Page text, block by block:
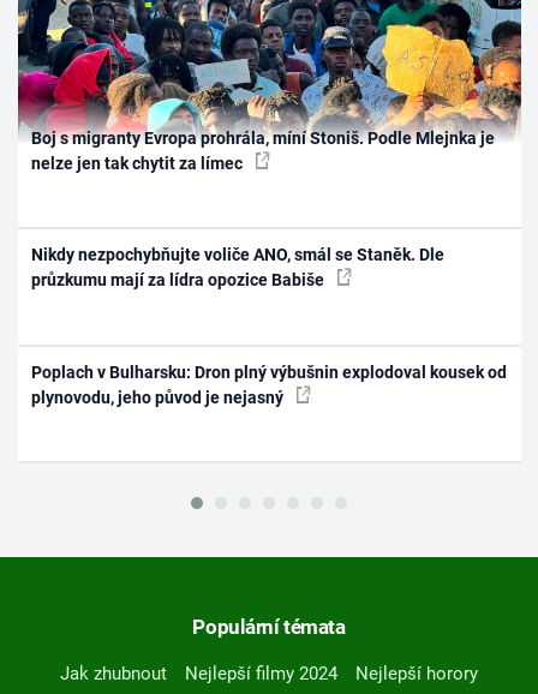
Boj s migranty Evropa prohrála, míní Stoniš. Podle Mlejnka je
nelze jen tak chytit za límec
Nikdy nezpochybňujte voliče ANO, smál se Staněk. Dle
průzkumu mají za lídra opozice Babiše
Poplach v Bulharsku: Dron plný výbušnin explodoval kousek od
plynovodu, jeho původ je nejasný
Populární témata
Jak zhubnout Nejlepší filmy 2024
Nejlepší horory